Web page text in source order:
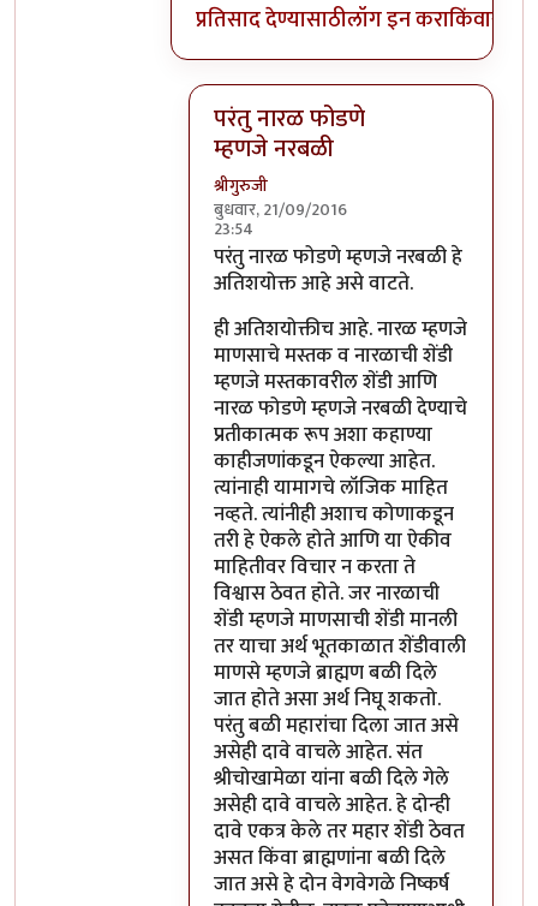
प्रतिसाद देण्यासाठीलॉग इन कराकिंवा
परंतु नारळ फोडणे
म्हणजे नरबळी
श्रीगुरुजी
बुधवार, 21/09/2016
23:54
In reply toमला शास्त्रार्थ वगैरे काही
परंतु नारळ फोडणे म्हणजे नरबळी हे
अतिशयोक्त आहे असे वाटते.
ही अतिशयोक्तीच आहे. नारळ म्हणजे
माणसाचे मस्तक व नारळाची शेंडी
म्हणजे मस्तकावरील शेंडी आणि
नारळ फोडणे म्हणजे नरबळी देण्याचे
प्रतीकात्मक रूप अशा कहाण्या
काहीजणांकडून ऐकल्या आहेत.
त्यांनाही यामागचे लॉजिक माहित
नव्हते. त्यांनीही अशाच कोणाकडून
तरी हे ऐकले होते आणि या ऐकीव
माहितीवर विचार न करता ते
विश्वास ठेवत होते. जर नारळाची
शेंडी म्हणजे माणसाची शेंडी मानली
तर याचा अर्थ भूतकाळात शेंडीवाली
माणसे म्हणजे ब्राह्मण बळी दिले
जात होते असा अर्थ निघू शकतो.
परंतु बळी महारांचा दिला जात असे
असेही दावे वाचले आहेत. संत
श्रीचोखामेळा यांना बळी दिले गेले
असेही दावे वाचले आहेत. हे दोन्ही
दावे एकत्र केले तर महार शेंडी ठेवत
असत किंवा ब्राह्मणांना बळी दिले
जात असे हे दोन वेगवेगळे निष्कर्ष